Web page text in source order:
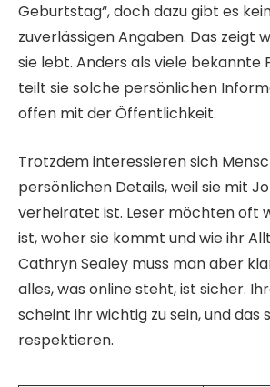
Geburtstag“, doch dazu gibt es
zuverlässigen Angaben. Das zeigt
sie lebt. Anders als viele bekannte
teilt sie solche persönlichen
offen mit der Öffentlichkeit.
Trotzdem interessieren sich
persönlichen Details, weil sie mit
verheiratet ist. Leser möchten oft
ist, woher sie kommt und wie ihr
Cathryn Sealey muss man aber
alles, was online steht, ist sicher.
scheint ihr wichtig zu sein, und das
respektieren.